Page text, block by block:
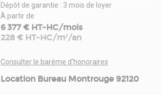
Dépôt de garantie : 3 mois de loyer
À partir de
6 377 € HT-HC/mois
228 € HT-HC/m²/an
Consulter le barème d'honoraires
Location Bureau Montrouge 92120